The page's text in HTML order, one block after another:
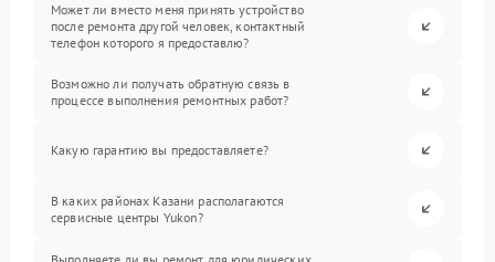
Может ли вместо меня принять устройство
после ремонта другой человек, контактный
телефон которого я предоставлю?
Возможно ли получать обратную связь в
процессе выполнения ремонтных работ?
Какую гарантию вы предоставляете?
В каких районах Казани располагаются
сервисные центры Yukon?
Выполняете ли вы ремонт для юридических